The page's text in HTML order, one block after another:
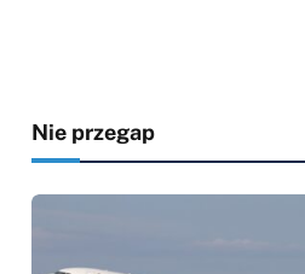
Nie przegap